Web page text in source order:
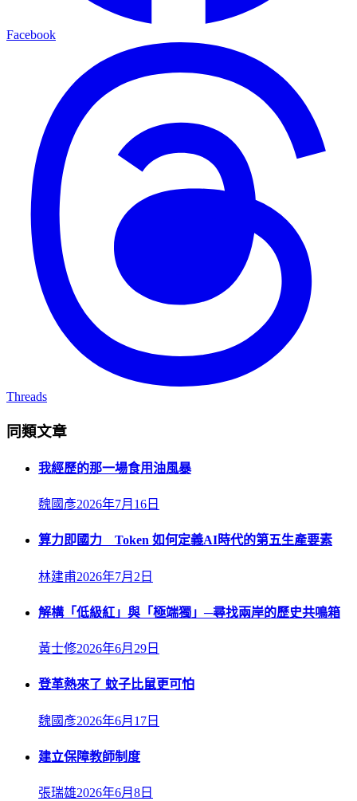
Facebook
Threads
同類文章
我經歷的那一場食用油風暴
魏國彥2026年7月16日
算力即國力 Token 如何定義AI時代的第五生產要素
林建甫2026年7月2日
解構「低級紅」與「極端獨」─尋找兩岸的歷史共鳴箱
黃士修2026年6月29日
登革熱來了 蚊子比鼠更可怕
魏國彥2026年6月17日
建立保障教師制度
張瑞雄2026年6月8日